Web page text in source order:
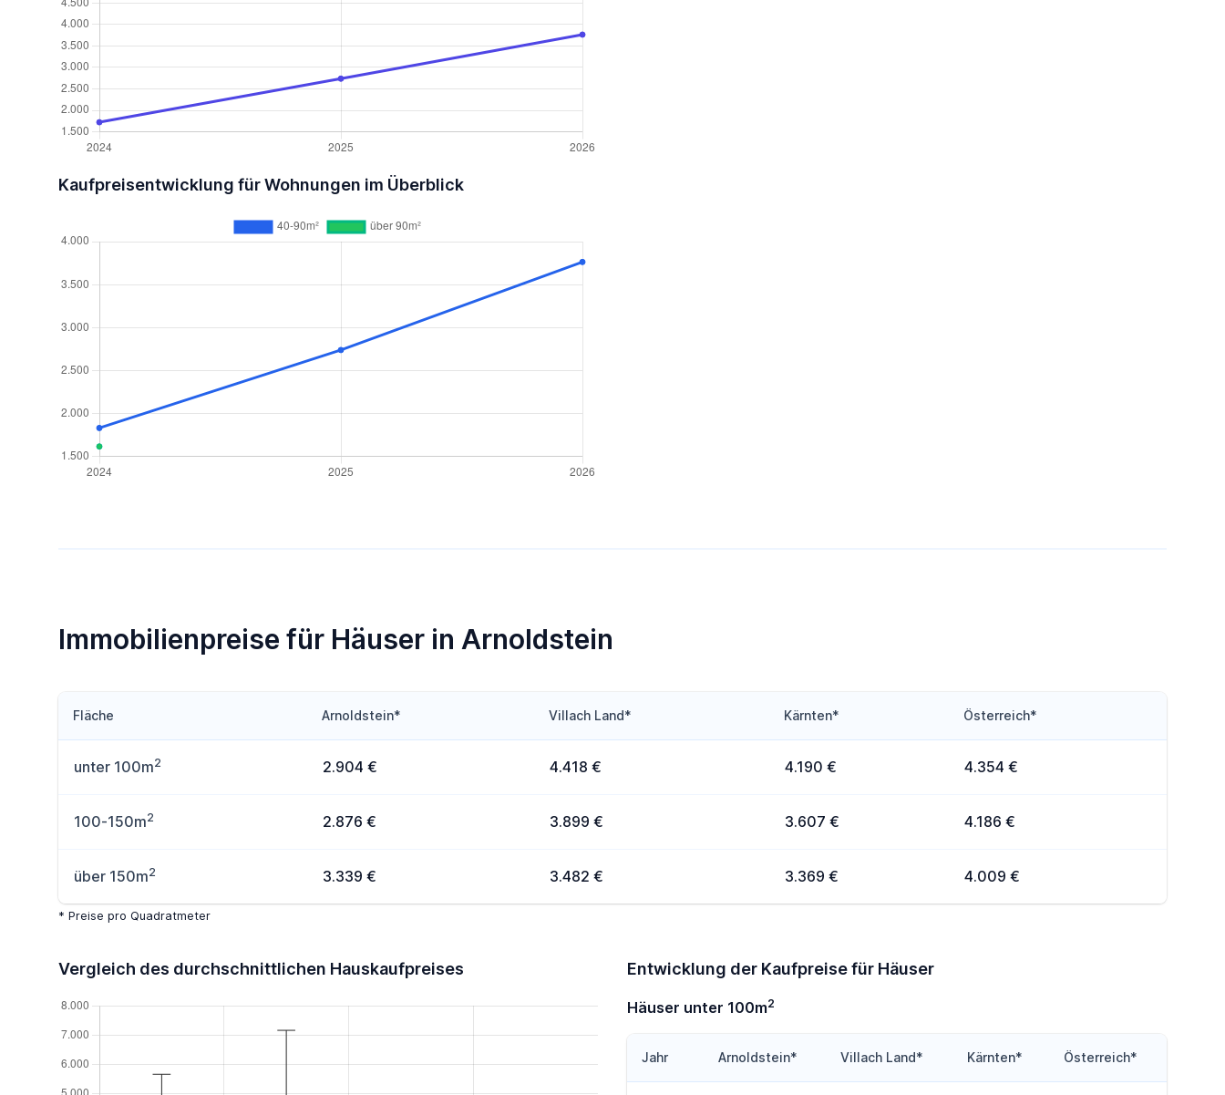
Kaufpreisentwicklung für Wohnungen im Überblick
Immobilienpreise für Häuser in Arnoldstein
Fläche Arnoldstein* Villach Land* Kärnten* Österreich*
unter 100m2 2.904 € 4.418 € 4.190 € 4.354 €
100-150m2 2.876 € 3.899 € 3.607 € 4.186 €
über 150m2 3.339 € 3.482 € 3.369 € 4.009 €
* Preise pro Quadratmeter
Vergleich des durchschnittlichen Hauskaufpreises Entwicklung der Kaufpreise für Häuser
Häuser unter 100m2
Jahr Arnoldstein* Villach Land* Kärnten* Österreich*